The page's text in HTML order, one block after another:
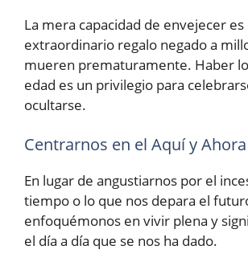
La mera capacidad de envejecer es
extraordinario regalo negado a
mueren prematuramente. Haber
edad es un privilegio para
ocultarse.
Centrarnos en el Aquí y Ahora
En lugar de angustiarnos por el
tiempo o lo que nos depara el
enfoquémonos en vivir plena y
el día a día que se nos ha dado.